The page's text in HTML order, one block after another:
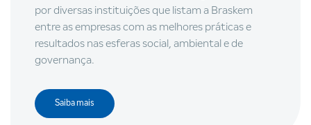
por diversas instituições que listam a Braskem
entre as empresas com as melhores práticas e
resultados nas esferas social, ambiental e de
governança.
Saiba mais